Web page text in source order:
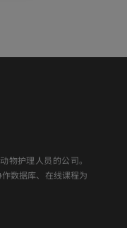
物护理人员的公司。
数据库、在线课程为